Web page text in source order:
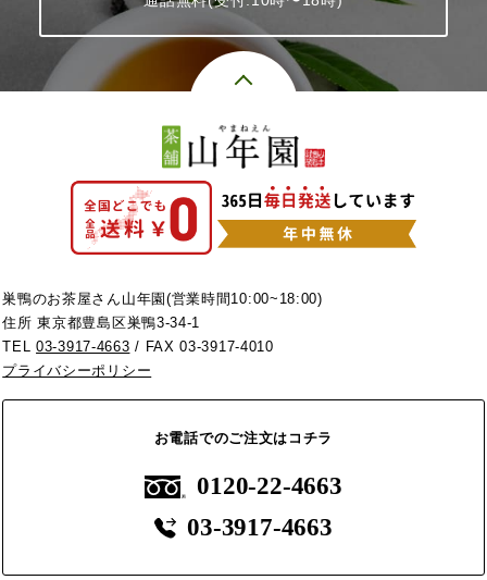
巣鴨のお茶屋さん山年園(営業時間10:00~18:00)
住所 東京都豊島区巣鴨3-34-1
TEL03-3917-4663 / FAX 03-3917-4010
プライバシーポリシー
お電話でのご注文はコチラ
0120-22-4663
03-3917-4663